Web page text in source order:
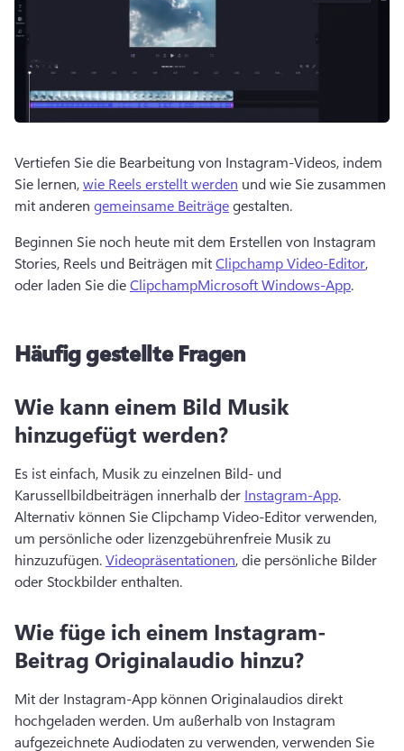
Vertiefen Sie die Bearbeitung von Instagram-Videos, indem
Sie lernen, wie Reels erstellt werden und wie Sie zusammen
mit anderen gemeinsame Beiträge gestalten.
Beginnen Sie noch heute mit dem Erstellen von Instagram
Stories, Reels und Beiträgen mit Clipchamp Video-Editor,
oder laden Sie die ClipchampMicrosoft Windows-App.
Häufig gestellte Fragen
Wie kann einem Bild Musik
hinzugefügt werden?
Es ist einfach, Musik zu einzelnen Bild- und
Karussellbildbeiträgen innerhalb der Instagram-App
Alternativ können Sie Clipchamp Video-Editor verwenden,
um persönliche oder lizenzgebührenfreie Musik zu
hinzuzufügen. Videopräsentationen, die persönliche Bilder
oder Stockbilder enthalten.
Wie füge ich einem Instagram-
Beitrag Originalaudio hinzu?
Mit der Instagram-App können Originalaudios direkt
hochgeladen werden. Um außerhalb von Instagram
aufgezeichnete Audiodaten zu verwenden, verwenden Sie